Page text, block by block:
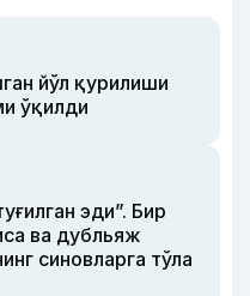
йўл қурилиши
ўқилди
эди”. Бир
ва дубльяж
синовларга тўла